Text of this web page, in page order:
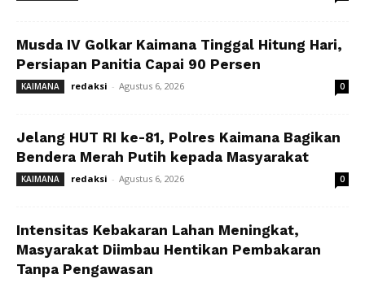
Musda IV Golkar Kaimana Tinggal Hitung Hari,
Persiapan Panitia Capai 90 Persen
KAIMANA redaksi - Agustus 6, 2026 0
Jelang HUT RI ke-81, Polres Kaimana Bagikan
Bendera Merah Putih kepada Masyarakat
KAIMANA redaksi - Agustus 6, 2026 0
Intensitas Kebakaran Lahan Meningkat,
Masyarakat Diimbau Hentikan Pembakaran
Tanpa Pengawasan